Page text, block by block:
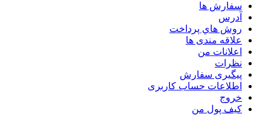
سفارش ها
آدرس
روش هاي پرداخت
علاقه مندی ها
اعلانات من
نظرات
پیگیری سفارش
اطلاعات حساب كاربری
خروج
کیف پول من